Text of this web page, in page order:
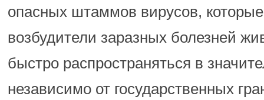
опасных штаммов вирусов,
возбудители заразных болезней
быстро распространяться в
независимо от государственных